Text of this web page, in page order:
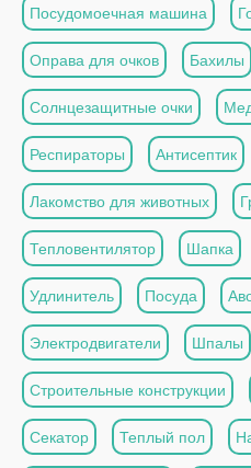
Посудомоечная машина
Оправа для очков Бахилы
Солнцезащитные очки
Респираторы Антисептик
Лакомство для животных
Тепловентилятор Шапка
Удлинитель Посуда
Электродвигатели Шпалы
Строительные конструкции
Секатор Теплый пол